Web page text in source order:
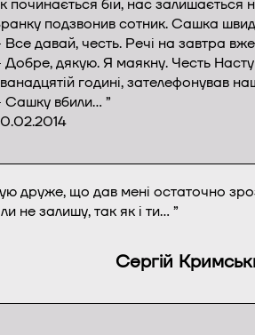
починається бій, нас залишається
подзвонив сотник. Сашка
Все давай, честь. Речі на завтра
Добре, дякую. Я маякну. Честь
годині, зателефонував
Сашку вбили… ”
друже, що дав мені остаточно
не залишу, так як і ти… ”
Сергій